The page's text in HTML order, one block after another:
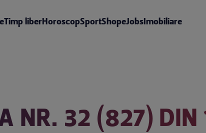
Timp liberHoroscopSportShopeJobsImobiliare
NR. 32 (827) DIN